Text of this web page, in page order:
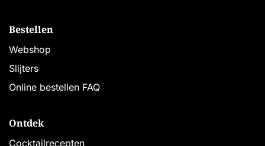
Bestellen
Webshop
Slijters
Online bestellen FAQ
Ontdek
Cocktailrecepten